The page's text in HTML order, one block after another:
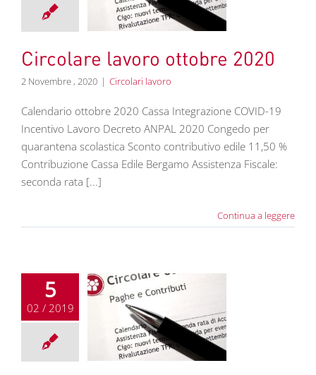
lavoro
Circolare lavoro ottobre 2020
2 Novembre , 2020 | Circolari lavoro
Calendario ottobre 2020 Cassa Integrazione COVID-19
Incentivo Lavoro Decreto ANPAL 2020 Congedo per
quarantena scolastica Sconto contributivo edile 11,50 %
Contribuzione Cassa Edile Bergamo Assistenza Fiscale:
seconda rata [...]
Continua a leggere
5
02 / 2019
lavoro
lavoro